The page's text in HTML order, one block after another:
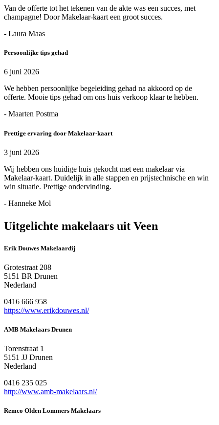
Van de offerte tot het tekenen van de akte was een succes, met
champagne! Door Makelaar-kaart een groot succes.
- Laura Maas
Persoonlijke tips gehad
6 juni 2026
We hebben persoonlijke begeleiding gehad na akkoord op de
offerte. Mooie tips gehad om ons huis verkoop klaar te hebben.
- Maarten Postma
Prettige ervaring door Makelaar-kaart
3 juni 2026
Wij hebben ons huidige huis gekocht met een makelaar via
Makelaar-kaart. Duidelijk in alle stappen en prijstechnische en win
win situatie. Prettige ondervinding.
- Hanneke Mol
Uitgelichte makelaars uit Veen
Erik Douwes Makelaardij
Grotestraat 208
5151 BR Drunen
Nederland
0416 666 958
https://www.erikdouwes.nl/
AMB Makelaars Drunen
Torenstraat 1
5151 JJ Drunen
Nederland
0416 235 025
http://www.amb-makelaars.nl/
Remco Olden Lommers Makelaars